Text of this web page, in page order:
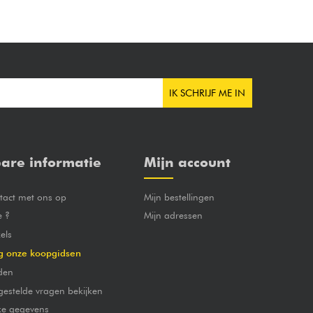
IK SCHRIJF ME IN
informatie
met ons op
?
onze koopgidsen
vragen bekijken
gegevens
Mijn account
Mijn bestellingen
Mijn adressen